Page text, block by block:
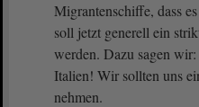
Migrantenschiffe, dass
soll jetzt generell ein
werden. Dazu sagen
Italien! Wir sollten uns
nehmen.